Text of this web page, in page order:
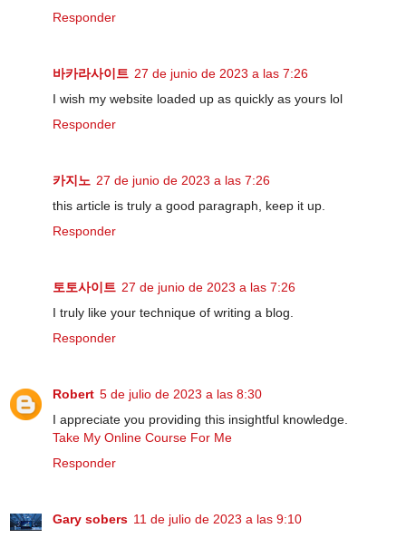
Responder
바카라사이트 27 de junio de 2023 a las 7:26
I wish my website loaded up as quickly as yours lol
Responder
카지노 27 de junio de 2023 a las 7:26
this article is truly a good paragraph, keep it up.
Responder
토토사이트 27 de junio de 2023 a las 7:26
I truly like your technique of writing a blog.
Responder
Robert 5 de julio de 2023 a las 8:30
I appreciate you providing this insightful knowledge.
Take My Online Course For Me
Responder
Gary sobers 11 de julio de 2023 a las 9:10